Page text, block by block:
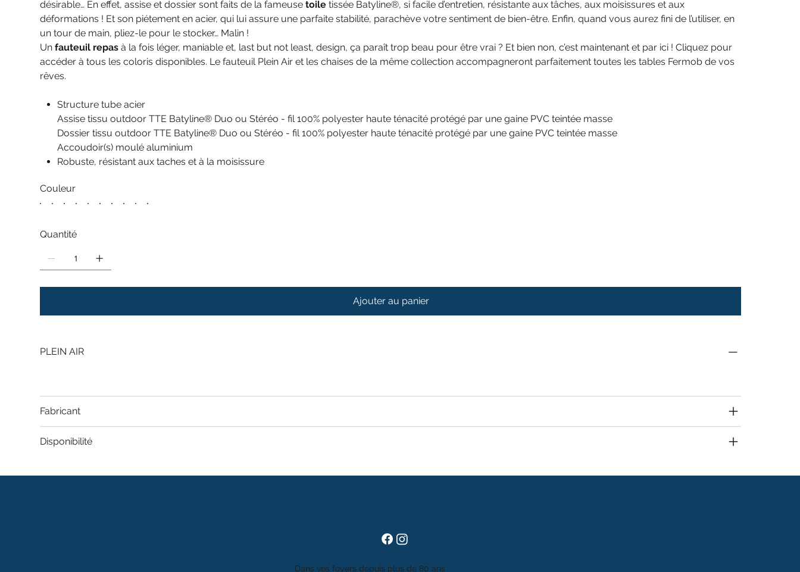
désirable… En effet, assise et dossier sont faits de la fameusetoile tissée Batyline®, si facile d’entretien, résistante aux tâches, aux moisissures et aux
déformations ! Et son piétement en acier, qui lui assure une parfaite stabilité, parachève votre sentiment de bien-être. Enfin, quand vous aurez fini de l’utiliser, en
un tour de main, pliez-le pour le stocker… Malin !
Unfauteuil repas à la fois léger, maniable et, last but not least, design, ça paraît trop beau pour être vrai ? Et bien non, c’est maintenant et par ici ! Cliquez pour
accéder à tous les coloris disponibles. Le fauteuil Plein Air et les chaises de la même collection accompagneront parfaitement toutes les tables Fermob de vos
rêves.
Structure tube acier
Assise tissu outdoor TTE Batyline® Duo ou Stéréo - fil 100% polyester haute ténacité protégé par une gaine PVC teintée masse
Dossier tissu outdoor TTE Batyline® Duo ou Stéréo - fil 100% polyester haute ténacité protégé par une gaine PVC teintée masse
Accoudoir(s) moulé aluminium
Robuste, résistant aux taches et à la moisissure
Couleur
Quantité
Ajouter au panier
PLEIN AIR
Fabricant
Disponibilité
Dans vos foyers depuis plus de 80 ans